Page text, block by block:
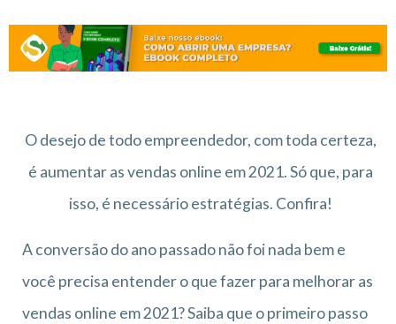
O desejo de todo empreendedor, com toda certeza,
é aumentar as vendas online em 2021. Só que, para
isso, é necessário estratégias. Confira!
A conversão do ano passado não foi nada bem e
você precisa entender o que fazer para melhorar as
vendas online em 2021? Saiba que o primeiro passo